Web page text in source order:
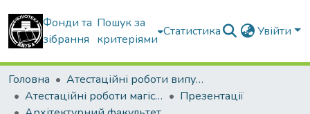
Фонди та
зібрання
Пошук за
критеріями
Статистика Увійти
Головна
Атестаційні роботи випускників
Атестаційні роботи магістрів
Презентації